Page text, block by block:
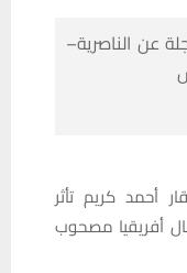
عن الناصرية–
أحمد كريم تأثر
أفريقيا مصحوب